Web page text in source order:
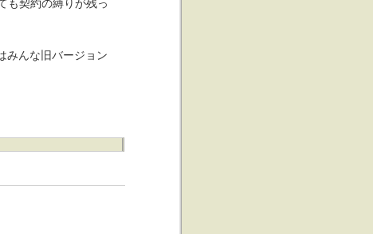
も契約の縛りが残っ
みんな旧バージョン